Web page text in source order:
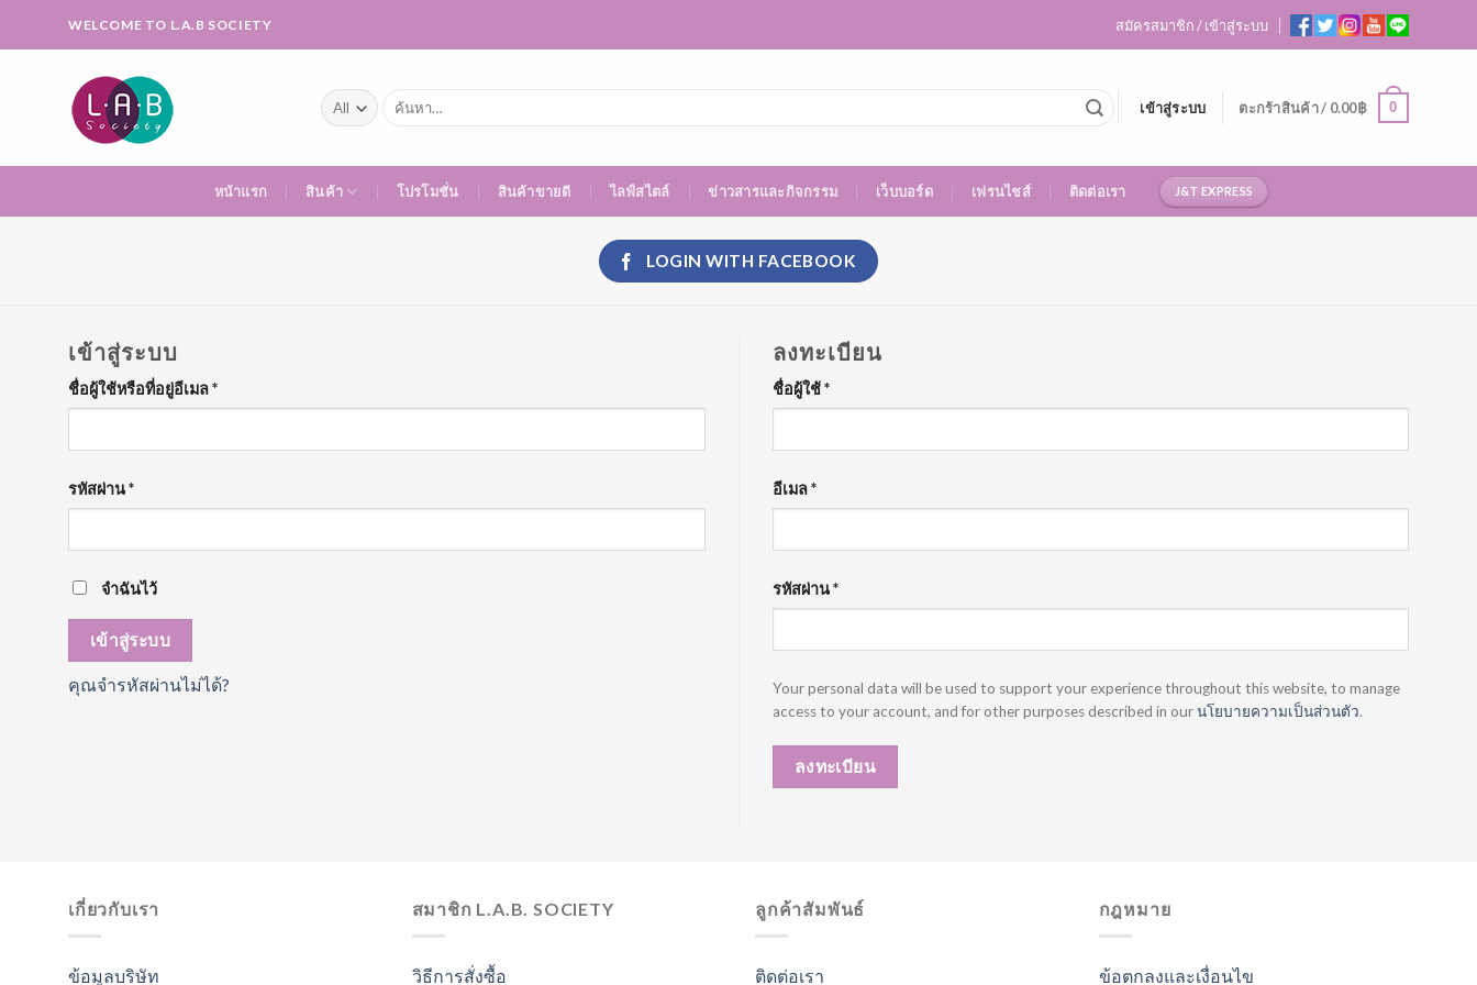
WELCOME TO L.A.B SOCIETY สมัครสมาชิก / เข้าสู่ระบบ
ค้นหา:
เข้าสู่ระบบ ตะกร้าสินค้า / 0.00฿ 0
หน้าแรก สินค้า โปรโมชั่น สินค้าขายดี ไลฟ์สไตล์ ข่าวสารและกิจกรรม เว็บบอร์ด เฟรนไชส์ ติดต่อเรา J&T EXPRESS
LOGIN WITH FACEBOOK
เข้าสู่ระบบ
ชื่อผู้ใช้หรือที่อยู่อีเมล*
รหัสผ่าน*
จำฉันไว้
เข้าสู่ระบบ
คุณจำรหัสผ่านไม่ได้?
ลงทะเบียน
ชื่อผู้ใช้*
อีเมล*
รหัสผ่าน*
Your personal data will be used to support your experience throughout this website, to manage
access to your account, and for other purposes described in ourนโยบายความเป็นส่วนตัว.
ลงทะเบียน
เกี่ยวกับเรา
ข้อมูลบริษัท
สมาชิก L.A.B. SOCIETY
วิธีการสั่งซื้อ
ลูกค้าสัมพันธ์
ติดต่อเรา
กฎหมาย
ข้อตกลงและเงื่อนไข